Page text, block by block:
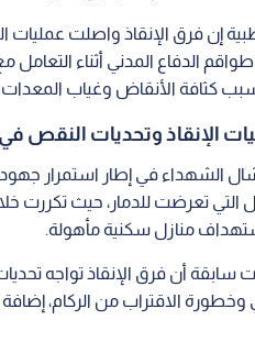
إن فرق الإنقاذ واصلت
الدفاع المدني أثناء التعامل
كثافة الأنقاض وغياب المعدات
الإنقاذ وتحديات النقص
الشهداء في إطار استمرار
التي تعرضت للدمار، حيث تكررت
منازل سكنية مأهولة.
أن فرق الإنقاذ تواجه
وخطورة الاقتراب من الركام،